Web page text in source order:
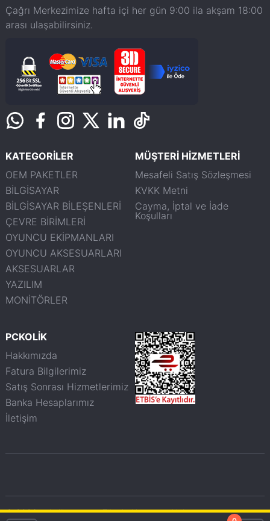
Çağrı Merkezimize hafta içi her gün 9:00 ila akşam 18:00
arası ulaşabilirsiniz.
KATEGORİLER
OEM PAKETLER
BİLGİSAYAR
BİLGİSAYAR BİLEŞENLERİ
ÇEVRE BİRİMLERİ
OYUNCU EKİPMANLARI
OYUNCU AKSESUARLARI
AKSESUARLAR
YAZILIM
MONİTÖRLER
MÜŞTERİ HİZMETLERİ
Mesafeli Satış Sözleşmesi
KVKK Metni
Cayma, İptal ve İade
Koşulları
PCKOLİK
Hakkımızda
Fatura Bilgilerimiz
Satış Sonrası Hizmetlerimiz
Banka Hesaplarımız
İletişim
© 2026 pckolik.com.tr - Tüm haklarımız saklıdır.